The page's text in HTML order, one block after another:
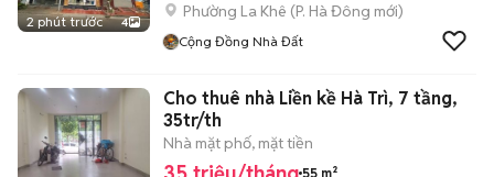
2 phút trước 4
Phường La Khê (P. Hà Đông mới)
Cộng Đồng Nhà Đất
Cho thuê nhà Liền kề Hà Trì, 7 tầng,
35tr/th
Nhà mặt phố, mặt tiền
55 m²